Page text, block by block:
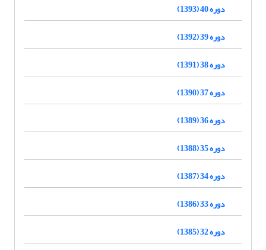
دوره 40 (1393)
دوره 39 (1392)
دوره 38 (1391)
دوره 37 (1390)
دوره 36 (1389)
دوره 35 (1388)
دوره 34 (1387)
دوره 33 (1386)
دوره 32 (1385)